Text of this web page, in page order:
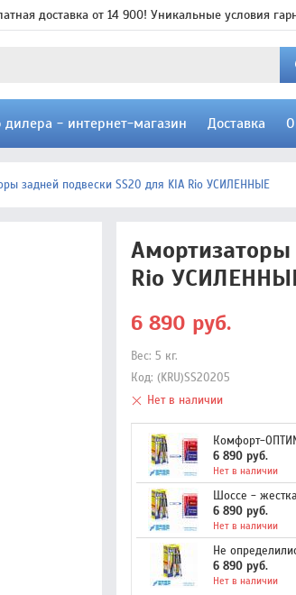
доставка от 14 900! Уникальные условия
дилера - интернет-магазин Доставка
задней подвески SS20 для KIA Rio УСИЛЕННЫЕ
Амортизаторы
Rio
6 890 руб.
Вес: 5 кг.
Код: (KRU)SS20205
Нет в наличии
Комфорт-
6 890 руб.
Нет в наличии
Шоссе -
6 890 руб.
Нет в наличии
Не
6 890 руб.
Нет в наличии